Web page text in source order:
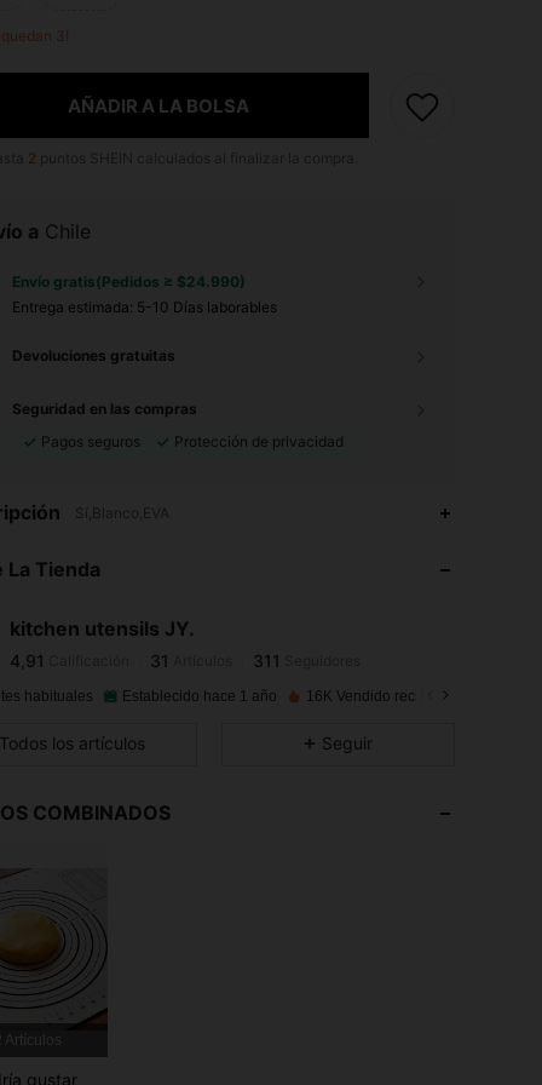
quedan 3!
AÑADIR A LA BOLSA
2
a Chile
Envío gratis(Pedidos ≥ $24.990)
Entrega estimada: 5-10 Días laborables
Devoluciones gratuitas
Seguridad en las compras
Pagos seguros
Protección de privacidad
Sí,Blanco,EVA
La Tienda
kitchen utensils JY.
4,91
Hace 1 día
4,91
4,91
habituales Establecido hace 1 año 16K Vendido recientemente
Todos los artículos Seguir
COMBINADOS
Artículos
gustar